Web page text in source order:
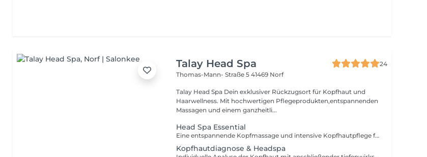
Talay Head Spa
24
Thomas-Mann- Straße 541469 Norf
Talay Head Spa Dein exklusiver Rückzugsort für Kopfhaut und
Haarwellness. Mit hochwertigen Pflegeprodukten,entspannenden
Massagen und einem ganzheitli...
Head Spa Essential
Eine entspannende Kopfmassage und intensive Kopfhautpflege für alle, die sich eine kurze, aber wirkungsvolle Auszeit gönnen möchten. Perfekt für eine schnelle Erfrischung und Revitalisierung von Haar und Kopfhaut.
Kopfhautdiagnose & Headspa